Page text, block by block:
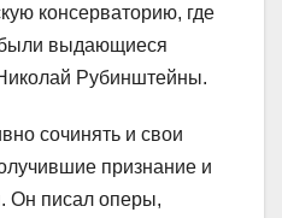
консерваторию, где
выдающиеся
Рубинштейны.
сочинять и свои
признание и
Он писал оперы,